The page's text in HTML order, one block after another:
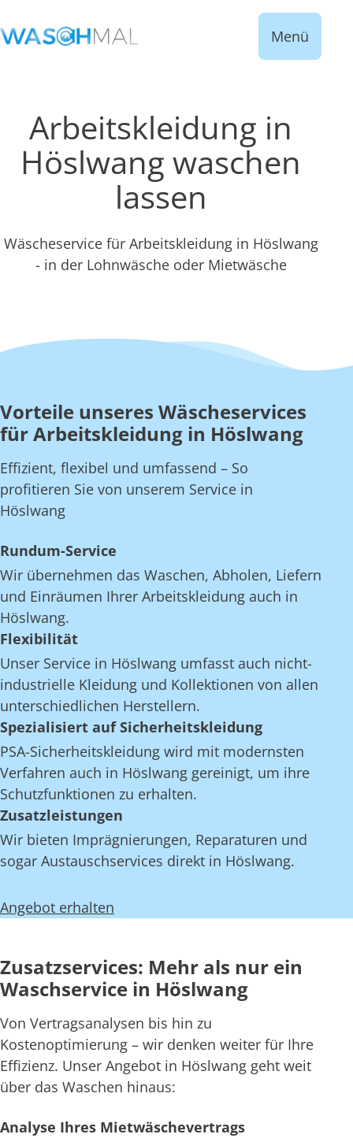
Menü
Arbeitskleidung in
Höslwang waschen
lassen
Wäscheservice für Arbeitskleidung in Höslwang
- in der Lohnwäsche oder Mietwäsche
Vorteile unseres Wäscheservices
für Arbeitskleidung in Höslwang
Effizient, flexibel und umfassend – So
profitieren Sie von unserem Service in
Höslwang
Rundum-Service
Wir übernehmen das Waschen, Abholen, Liefern
und Einräumen Ihrer Arbeitskleidung auch in
Höslwang.
Flexibilität
Unser Service in Höslwang umfasst auch nicht-
industrielle Kleidung und Kollektionen von allen
unterschiedlichen Herstellern.
Spezialisiert auf Sicherheitskleidung
PSA-Sicherheitskleidung wird mit modernsten
Verfahren auch in Höslwang gereinigt, um ihre
Schutzfunktionen zu erhalten.
Zusatzleistungen
Wir bieten Imprägnierungen, Reparaturen und
sogar Austauschservices direkt in Höslwang.
Angebot erhalten
Zusatzservices: Mehr als nur ein
Waschservice in Höslwang
Von Vertragsanalysen bis hin zu
Kostenoptimierung – wir denken weiter für Ihre
Effizienz. Unser Angebot in Höslwang geht weit
über das Waschen hinaus:
Analyse Ihres Mietwäschevertrags